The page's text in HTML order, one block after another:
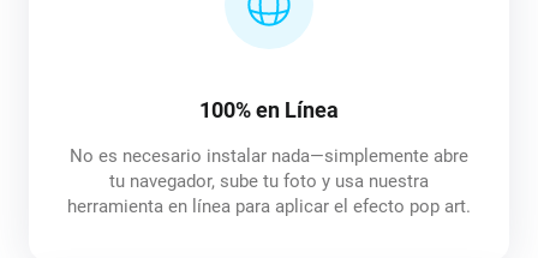
100% en Línea
No es necesario instalar nada—simplemente abre
tu navegador, sube tu foto y usa nuestra
herramienta en línea para aplicar el efecto pop art.